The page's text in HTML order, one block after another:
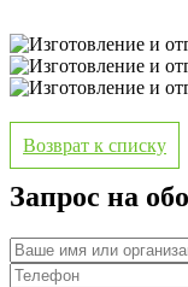
Возврат к списку
Запрос на